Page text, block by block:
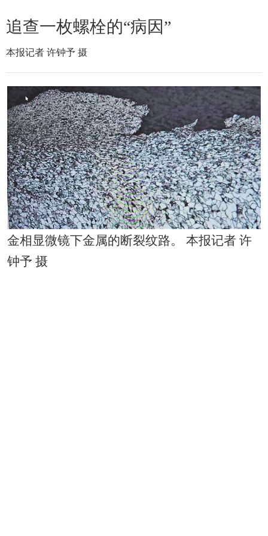
追查一枚螺栓的“病因”
本报记者 许钟予 摄
金相显微镜下金属的断裂纹路。 本报记者 许
钟予 摄